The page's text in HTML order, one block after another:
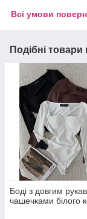
Всі умови
Подібні товари
Боді з довгим
чашечками білого